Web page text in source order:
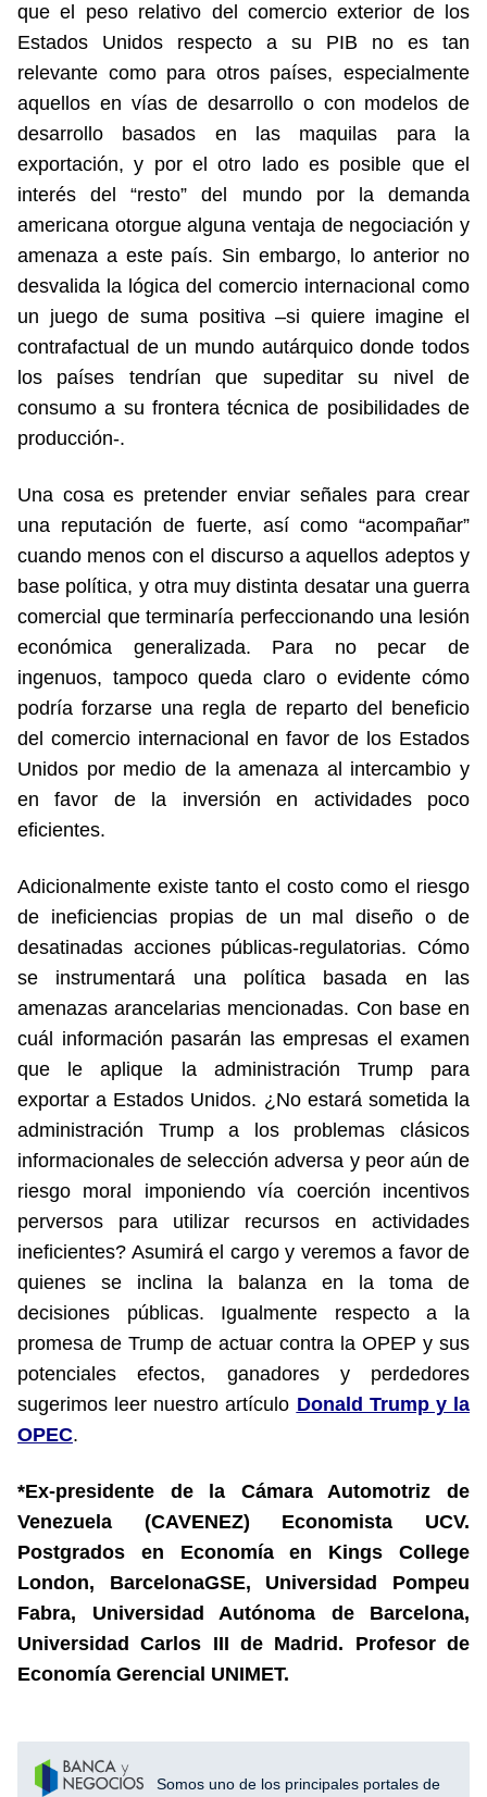
que el peso relativo del comercio exterior de los
Estados Unidos respecto a su PIB no es tan
relevante como para otros países, especialmente
aquellos en vías de desarrollo o con modelos de
desarrollo basados en las maquilas para la
exportación, y por el otro lado es posible que el
interés del “resto” del mundo por la demanda
americana otorgue alguna ventaja de negociación y
amenaza a este país. Sin embargo, lo anterior no
desvalida la lógica del comercio internacional como
un juego de suma positiva –si quiere imagine el
contrafactual de un mundo autárquico donde todos
los países tendrían que supeditar su nivel de
consumo a su frontera técnica de posibilidades de
producción-.
Una cosa es pretender enviar señales para crear
una reputación de fuerte, así como “acompañar”
cuando menos con el discurso a aquellos adeptos y
base política, y otra muy distinta desatar una guerra
comercial que terminaría perfeccionando una lesión
económica generalizada. Para no pecar de
ingenuos, tampoco queda claro o evidente cómo
podría forzarse una regla de reparto del beneficio
del comercio internacional en favor de los Estados
Unidos por medio de la amenaza al intercambio y
en favor de la inversión en actividades poco
eficientes.
Adicionalmente existe tanto el costo como el riesgo
de ineficiencias propias de un mal diseño o de
desatinadas acciones públicas-regulatorias. Cómo
se instrumentará una política basada en las
amenazas arancelarias mencionadas. Con base en
cuál información pasarán las empresas el examen
que le aplique la administración Trump para
exportar a Estados Unidos. ¿No estará sometida la
administración Trump a los problemas clásicos
informacionales de selección adversa y peor aún de
riesgo moral imponiendo vía coerción incentivos
perversos para utilizar recursos en actividades
ineficientes? Asumirá el cargo y veremos a favor de
quienes se inclina la balanza en la toma de
decisiones públicas. Igualmente respecto a la
promesa de Trump de actuar contra la OPEP y sus
potenciales efectos, ganadores y perdedores
sugerimos leer nuestro artículo Donald Trump y la
OPEC.
*Ex-presidente de la Cámara Automotriz de
Venezuela (CAVENEZ) Economista UCV.
Postgrados en Economía en Kings College
London, BarcelonaGSE, Universidad Pompeu
Fabra, Universidad Autónoma de Barcelona,
Universidad Carlos III de Madrid. Profesor de
Economía Gerencial UNIMET.
Somos uno de los principales portales de